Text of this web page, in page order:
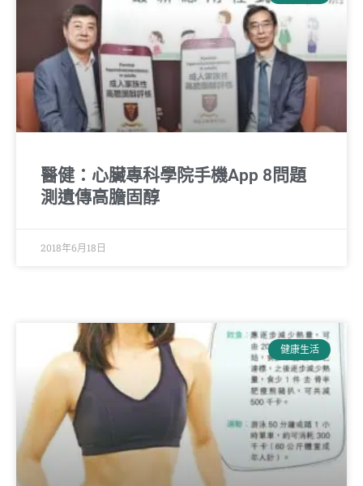
醫健：心臟專科學院手機App 8問題
測遺傳高膽固醇
2018年6月18日
健康生活